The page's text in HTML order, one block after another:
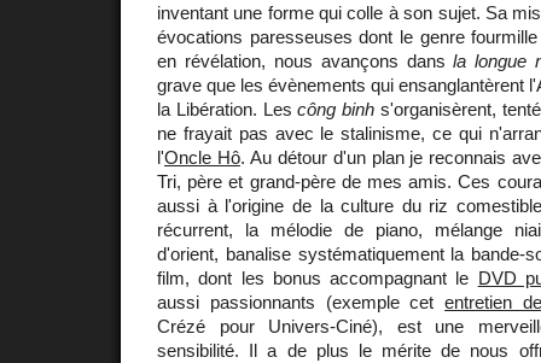
inventant une forme qui colle à son sujet. Sa
évocations paresseuses dont le genre
en révélation, nous avançons dansla longue
grave que les évènements qui ensanglantèrent
la Libération. Lescông binh s'organisèrent,
ne frayait pas avec le stalinisme, ce qui
l'Oncle Hô. Au détour d'un plan je reconnais
Tri, père et grand-père de mes amis. Ces
aussi à l'origine de la culture du riz
récurrent, la mélodie de piano, mélange
d'orient, banalise systématiquement la bande-
film, dont les bonus accompagnant le DVD
aussi passionnants (exemple cetentretien
Crézé pour Univers-Ciné), est une
sensibilité. Il a de plus le mérite de nous